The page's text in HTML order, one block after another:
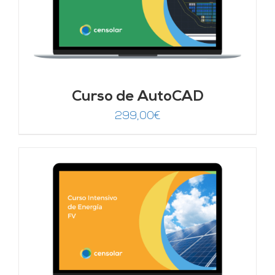
Curso de AutoCAD
299,00€